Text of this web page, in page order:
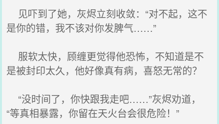
见吓到了她，灰烬立刻收敛：“对不起，这不
是你的错，我不该对你发脾气……”
服软太快，顾缠更觉得他恐怖，不知道是不
是被封印太久，他好像真有病，喜怒无常的？
“没时间了，你快跟我走吧……”灰烬劝道，
“等真相暴露，你留在天火台会很危险！”